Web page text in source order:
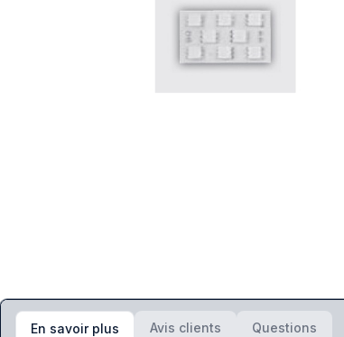
En savoir plus Avis clients Questions